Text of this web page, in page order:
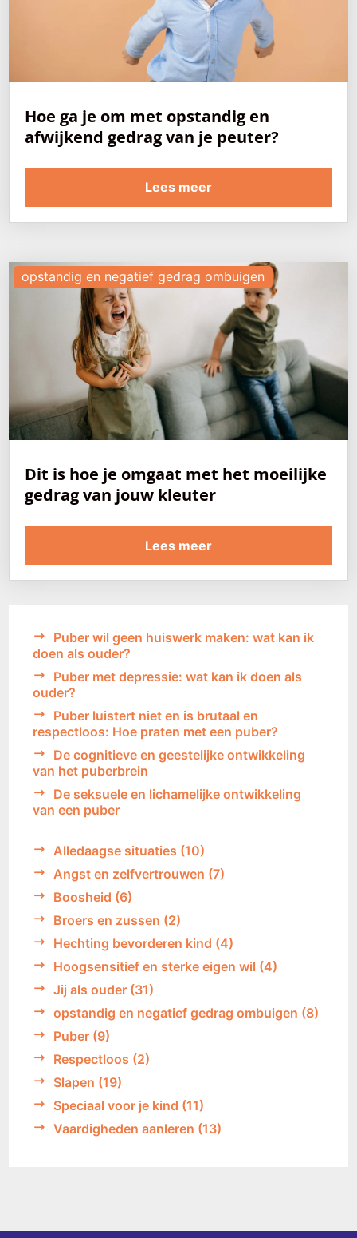
Hoe ga je om met opstandig en
afwijkend gedrag van je peuter?
Lees meer
Dit is hoe je omgaat met het moeilijke
gedrag van jouw kleuter
opstandig en negatief gedrag ombuigen
Lees meer
Puber wil geen huiswerk maken: wat kan ik
doen als ouder?
Puber met depressie: wat kan ik doen als
ouder?
Puber luistert niet en is brutaal en
respectloos: Hoe praten met een puber?
De cognitieve en geestelijke ontwikkeling
van het puberbrein
De seksuele en lichamelijke ontwikkeling
van een puber
Alledaagse situaties (10)
Angst en zelfvertrouwen (7)
Boosheid (6)
Broers en zussen (2)
Hechting bevorderen kind (4)
Hoogsensitief en sterke eigen wil (4)
Jij als ouder (31)
opstandig en negatief gedrag ombuigen (8)
Puber (9)
Respectloos (2)
Slapen (19)
Speciaal voor je kind (11)
Vaardigheden aanleren (13)